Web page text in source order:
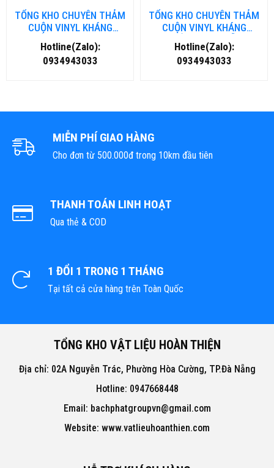
TỔNG KHO CHUYÊN THẢM
CUỘN VINYL KHÁNG
KHUẨN TẠI NHA TRANG
Hotline(Zalo):
0934943033
TỔNG KHO CHUYÊN THẢM
CUỘN VINYL KHÁNG
KHUẨN TẠI ĐÀ NẴNG
Hotline(Zalo):
0934943033
MIỄN PHÍ GIAO HÀNG
Cho đơn từ 500.000đ trong 10km đầu tiên
THANH TOÁN LINH HOẠT
Qua thẻ & COD
1 ĐỔI 1 TRONG 1 THÁNG
Tại tất cả cửa hàng trên Toàn Quốc
TỔNG KHO VẬT LIỆU HOÀN THIỆN
Địa chỉ: 02A Nguyễn Trác, Phường Hòa Cường, TP.Đà Nẵng
Hotline: 0947668448
Email: bachphatgroupvn@gmail.com
Website: www.vatlieuhoanthien.com